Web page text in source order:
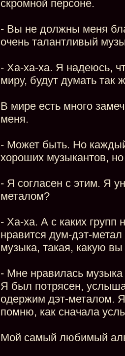
скромной персоне.
- Вы не должны меня
очень талантливый
- Ха-ха-ха. Я надеюсь,
миру, будут думать так
В мире есть много
меня.
- Может быть. Но
хороших музыкантов,
- Я согласен с этим. Я
металом?
- Ха-ха. А с каких групп
нравится дум-дэт-
музыка, такая, какую
- Мне нравилась
Я был потрясен,
одержим дэт-металом.
помню, как сначала
Мой самый любимый